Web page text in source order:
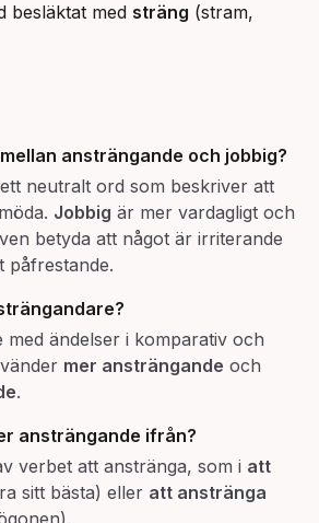
besläktat med sträng (stram,
ansträngande och jobbig?
neutralt ord som beskriver att
Jobbig är mer vardagligt och
betyda att något är irriterande
påfrestande.
?
med ändelser i komparativ och
mer ansträngande och
.
ansträngande ifrån?
verbet att anstränga, som i att
sitt bästa) eller att anstränga